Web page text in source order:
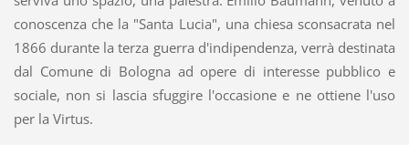
conoscenza che la "Santa Lucia", una chiesa sconsacrata nel
1866 durante la terza guerra d'indipendenza, verrà destinata
dal Comune di Bologna ad opere di interesse pubblico e
sociale, non si lascia sfuggire l'occasione e ne ottiene l'uso
per la Virtus.